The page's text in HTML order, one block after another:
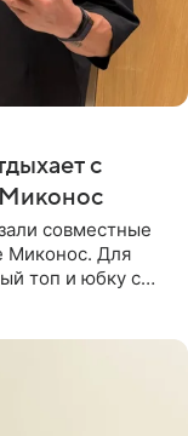
с
Миконос
совместные
Миконос. Для
топ и юбку с